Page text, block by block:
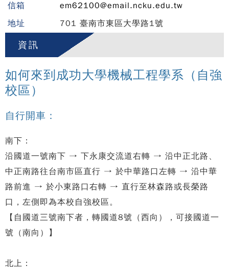
信箱
em62100@email.ncku.edu.tw
地址
701 臺南市東區大學路1號
資訊
如何來到成功大學機械工程學系（自強
校區）
自行開車：
南下：
沿國道一號南下 → 下永康交流道右轉 → 沿中正北路、
中正南路往台南市區直行 → 於中華路口左轉 → 沿中華
路前進 → 於小東路口右轉 → 直行至林森路或長榮路
口，左側即為本校自強校區。
【自國道三號南下者，轉國道8號（西向），可接國道一
號（南向）】
北上：